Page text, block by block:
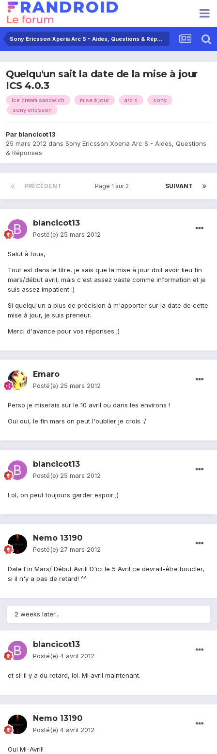
Sony Ericsson Xperia Arc S - Aides, Questions & Réponses
Quelqu'un sait la date de la mise à jour
ICS 4.0.3
Ice cream sandwich mise à jour arc s
sony
sony ericsson
Par blancicot13
25 mars 2012 dans Sony Ericsson Xperia Arc S - Aides, Questions
& Réponses
PRÉCÉDENT SUIVANT
Page 1 sur 2
blancicot13
Posté(e) 25 mars 2012
Salut à tous,
Tout est dans le titre, je sais que la mise à jour doit avoir lieu fin
mars/début avril, mais c'est assez vaste comme information et je
suis assez impatient :)
Si quelqu'un a plus de précision à m'apporter sur la date de cette
mise à jour, je suis preneur.
Merci d'avance pour vos réponses ;)
Emaro
Posté(e) 25 mars 2012
Perso je miserais sur le 10 avril ou dans les environs !
Oui oui, le fin mars on peut l'oublier je crois :/
blancicot13
Posté(e) 25 mars 2012
Lol, on peut toujours garder espoir ;)
Nemo 13190
Posté(e) 27 mars 2012
Date Fin Mars/ Début Avril! D'ici le 5 Avril ce devrait-être boucler,
si il n'y a pas de retard! ^^
2 weeks later...
blancicot13
Posté(e) 4 avril 2012
et si! il y a du retard, lol. Mi avril maintenant.
Nemo 13190
Posté(e) 4 avril 2012
Oui Mi-Avril!